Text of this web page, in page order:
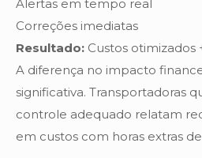
Alertas em tempo real
Correções imediatas
Resultado: Custos
A diferença no impacto
significativa. Transportadoras
controle adequado relatam
em custos com horas extras